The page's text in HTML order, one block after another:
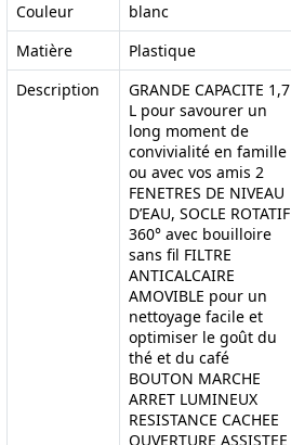
Couleur
blanc
Matière
Plastique
Description
GRANDE CAPACITE 1,7
L pour savourer un
long moment de
convivialité en famille
ou avec vos amis 2
FENETRES DE NIVEAU
D’EAU, SOCLE ROTATIF
360° avec bouilloire
sans fil FILTRE
ANTICALCAIRE
AMOVIBLE pour un
nettoyage facile et
optimiser le goût du
thé et du café
BOUTON MARCHE
ARRET LUMINEUX
RESISTANCE CACHEE
OUVERTURE ASSISTEE